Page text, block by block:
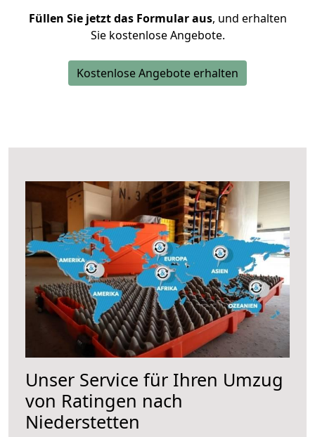
Füllen Sie jetzt das Formular aus, und erhalten
Sie kostenlose Angebote.
Kostenlose Angebote erhalten
Unser Service für Ihren Umzug
von Ratingen nach
Niederstetten